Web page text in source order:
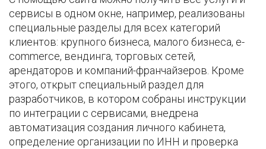
сервисы в одном окне, например, реализованы
специальные разделы для всех категорий
клиентов: крупного бизнеса, малого бизнеса, e-
commerce, вендинга, торговых сетей,
арендаторов и компаний-франчайзеров. Кроме
этого, открыт специальный раздел для
разработчиков, в котором собраны инструкции
по интеграции с сервисами, внедрена
автоматизация создания личного кабинета,
определение организации по ИНН и проверка